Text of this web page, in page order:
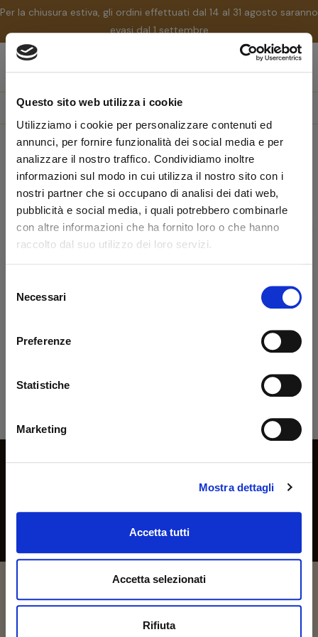
Questo sito web utilizza i cookie
Utilizziamo i cookie per personalizzare contenuti ed
annunci, per fornire funzionalità dei social media e per
analizzare il nostro traffico. Condividiamo inoltre
informazioni sul modo in cui utilizza il nostro sito con i
nostri partner che si occupano di analisi dei dati web,
pubblicità e social media, i quali potrebbero combinarle
con altre informazioni che ha fornito loro o che hanno
raccolto dal suo utilizzo dei loro servizi.
delNecessari
Preferenze
Statistiche
Marketing
Mostra dettagli
Accetta tutti
Accetta selezionati
Rifiuta
Per la chiusura estiva, gli ordini effettuati dal 14 al 31 agosto saranno
evasi dal 1 settembre
☰
Home Marchi Gardesana
Gardesana
Non ci sono ancora prodotti disponibili
Resta in contatto! Altri prodotti verranno mostrati qui
Iscriviti alla nostra newsletter
privacy policy
Up&Up - Agenzia comunicazione Brescia